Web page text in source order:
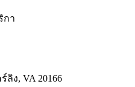
กา
ลิง, VA 20166